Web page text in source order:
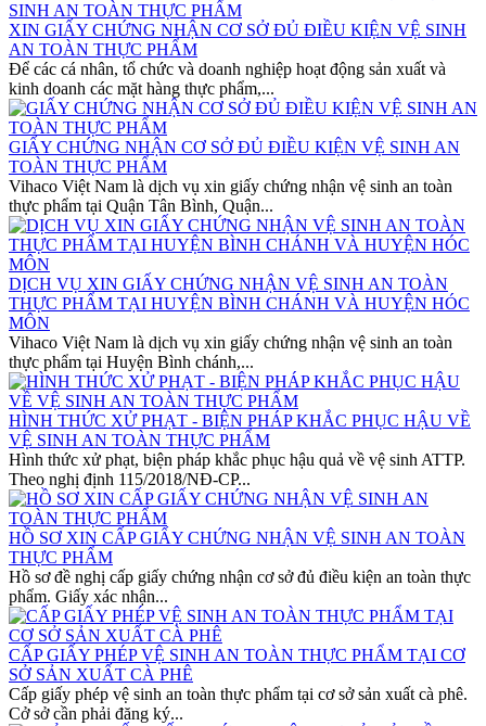
XIN GIẤY CHỨNG NHẬN CƠ SỞ ĐỦ ĐIỀU KIỆN VỆ SINH
AN TOÀN THỰC PHẨM
Để các cá nhân, tổ chức và doanh nghiệp hoạt động sản xuất và
kinh doanh các mặt hàng thực phẩm,...
GIẤY CHỨNG NHẬN CƠ SỞ ĐỦ ĐIỀU KIỆN VỆ SINH AN
TOÀN THỰC PHẨM
Vihaco Việt Nam là dịch vụ xin giấy chứng nhận vệ sinh an toàn
thực phẩm tại Quận Tân Bình, Quận...
DỊCH VỤ XIN GIẤY CHỨNG NHẬN VỆ SINH AN TOÀN
THỰC PHẨM TẠI HUYỆN BÌNH CHÁNH VÀ HUYỆN HÓC
MÔN
Vihaco Việt Nam là dịch vụ xin giấy chứng nhận vệ sinh an toàn
thực phẩm tại Huyện Bình chánh,...
HÌNH THỨC XỬ PHẠT - BIỆN PHÁP KHẮC PHỤC HẬU VỀ
VỆ SINH AN TOÀN THỰC PHẨM
Hình thức xử phạt, biện pháp khắc phục hậu quả về vệ sinh ATTP.
Theo nghị định 115/2018/NĐ-CP...
HỒ SƠ XIN CẤP GIẤY CHỨNG NHẬN VỆ SINH AN TOÀN
THỰC PHẨM
Hồ sơ đề nghị cấp giấy chứng nhận cơ sở đủ điều kiện an toàn thực
phẩm. Giấy xác nhận...
CẤP GIẤY PHÉP VỆ SINH AN TOÀN THỰC PHẨM TẠI CƠ
SỞ SẢN XUẤT CÀ PHÊ
Cấp giấy phép vệ sinh an toàn thực phẩm tại cơ sở sản xuất cà phê.
Cở sở cần phải đăng ký...